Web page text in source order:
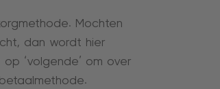
Mochten
dan wordt hier
‘volgende’ om over